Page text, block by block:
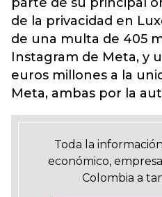
de la privacidad en
de una multa de 405
Instagram de Meta, y
euros millones a la
Meta, ambas por la
Toda la
económico,
Colombia a